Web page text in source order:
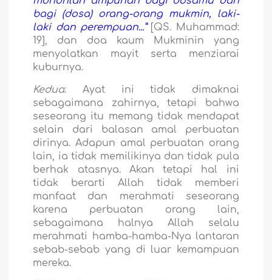
bagi (dosa) orang-orang mukmin, laki-
laki dan perempuan...”[QS. Muhammad:
19], dan doa kaum Mukminin yang
menyolatkan mayit serta menziarai
kuburnya.
Kedua: Ayat ini tidak dimaknai
sebagaimana zahirnya, tetapi bahwa
seseorang itu memang tidak mendapat
selain dari balasan amal perbuatan
dirinya. Adapun amal perbuatan orang
lain, ia tidak memilikinya dan tidak pula
berhak atasnya. Akan tetapi hal ini
tidak berarti Allah tidak memberi
manfaat dan merahmati seseorang
karena perbuatan orang lain,
sebagaimana halnya Allah selalu
merahmati hamba-hamba-Nya lantaran
sebab-sebab yang di luar kemampuan
mereka.